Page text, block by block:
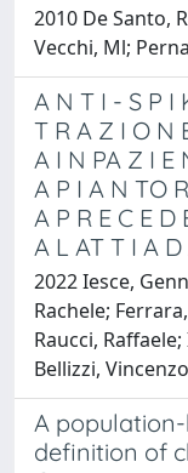
2010 De Santo,
Vecchi, Ml;
A N T I - S P I
T R A Z I O N
A I N PA Z I E
A P I A N TO
A P R E C E D
A L AT T I A
2022 Iesce,
Rachele;
Raucci,
Bellizzi,
A
definition of